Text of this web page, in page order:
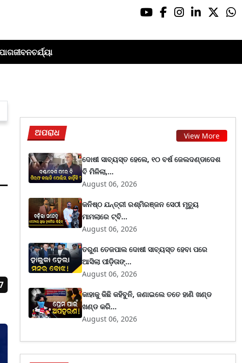
ଜୀବନଚର୍ଯ୍ୟା
ଅପରାଧ View More
ଦୋଷୀ ସାବ୍ୟସ୍ତ ହେଲେ, ୧୦ ବର୍ଷ ଜେଲଦଣ୍ଡାଦେଶ
ବି ମିଳିଲା,...
August 06, 2026
କନିଷ୍ଠ ଯନ୍ତ୍ରୀ ରଶ୍ମିରଞ୍ଜନ ସେଠୀ ମୃତ୍ୟୁ
ମାମଲାରେ ଟ୍ବି...
August 06, 2026
ତରୁଣ ତେଜପାଲ ଦୋଷୀ ସାବ୍ୟସ୍ତ ହେବା ପରେ
ଆସିଲା ପୀଡ଼ିତାଙ୍...
August 06, 2026
କାହାକୁ କିଛି କହିବୁନି, ଜଣାଇଲେ ତତେ ହାଣି ଖଣ୍ଡ
ଖଣ୍ଡ କରି...
August 06, 2026